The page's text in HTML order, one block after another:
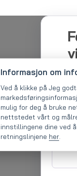
Informasjon om
Ved å klikke på Jeg
mulig for deg å bruke
nettstedet vårt og
innstillingene dine ved
retningslinjene her